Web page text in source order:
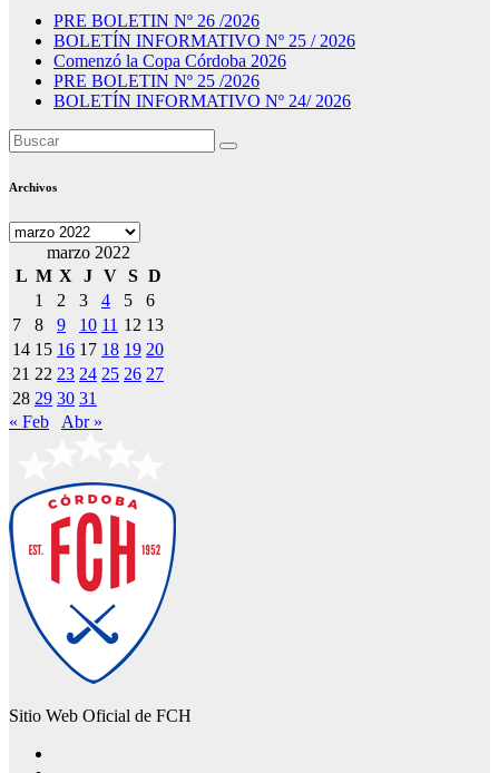
PRE BOLETIN Nº 26 /2026
BOLETÍN INFORMATIVO Nº 25 / 2026
Comenzó la Copa Córdoba 2026
PRE BOLETIN Nº 25 /2026
BOLETÍN INFORMATIVO Nº 24/ 2026
Archivos
Archivos
marzo 2022
L M X J V S D
1
2 3 4 5
6
7
8 9 10 11 12 13
14 15 16 17 18 19 20
21 22 23 24 25 26 27
28 29 30 31
« Feb
Abr »
Sitio Web Oficial de FCH